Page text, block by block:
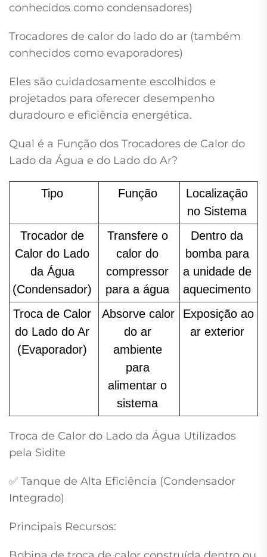
conhecidos como condensadores)
Trocadores de calor do lado do ar (também
conhecidos como evaporadores)
Eles são cuidadosamente escolhidos e
projetados para oferecer desempenho
duradouro e eficiência energética.
Qual é a Função dos Trocadores de Calor do
Lado da Água e do Lado do Ar?
Tipo Função
Localização
no Sistema
Trocador de
Calor do Lado
da Água
(Condensador)
Transfere o
calor do
compressor
para a água
Dentro da
bomba para
a unidade de
aquecimento
Troca de Calor
do Lado do Ar
(Evaporador)
Absorve calor
do ar
ambiente
para
alimentar o
sistema
Exposição ao
ar exterior
Troca de Calor do Lado da Água Utilizados
pela Sidite
✅ Tanque de Alta Eficiência (Condensador
Integrado)
Principais Recursos: